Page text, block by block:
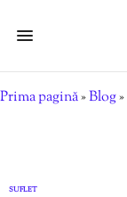
Prima pagină»Blog»
SUFLET